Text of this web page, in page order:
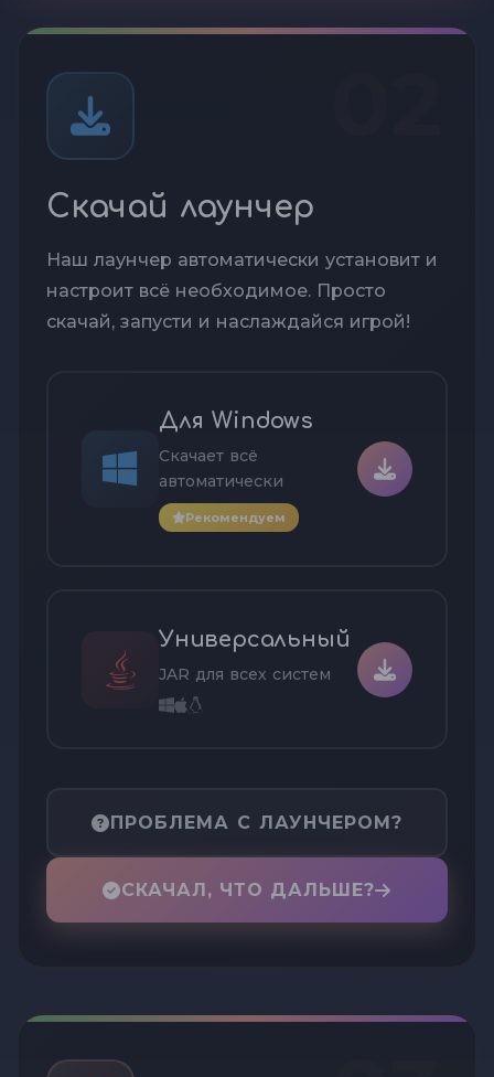
Скачай лаунчер
Наш лаунчер автоматически установит и
настроит всё необходимое. Просто
скачай, запусти и наслаждайся игрой!
Для Windows
Скачает всё
автоматически
Рекомендуем
Универсальный
JAR для всех систем
ПРОБЛЕМА С ЛАУНЧЕРОМ?
СКАЧАЛ, ЧТО ДАЛЬШЕ?